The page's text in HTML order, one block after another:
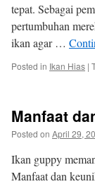
tepat. Sebagai
pertumbuhan
ikan agar …
Posted in Ikan Hias |
Manfaat
Posted on April 29,
Ikan guppy
Manfaat dan